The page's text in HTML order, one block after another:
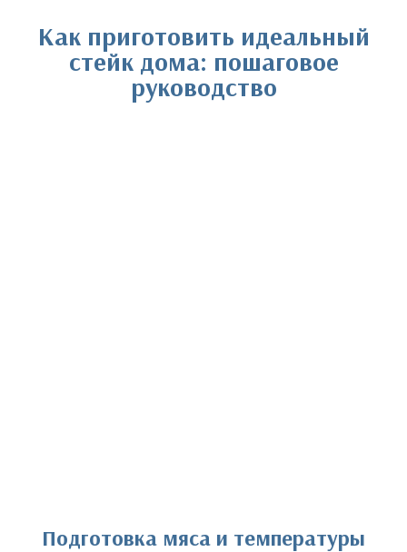
Как приготовить идеальный
стейк дома: пошаговое
руководство
Подготовка мяса и температуры